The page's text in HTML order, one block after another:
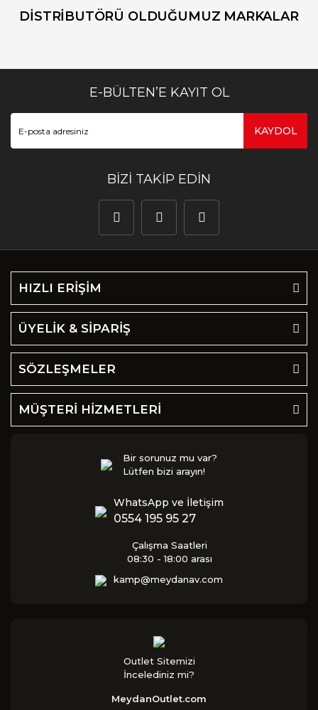
DİSTRİBUTÖRÜ OLDUĞUMUZ MARKALAR
E-BÜLTEN’E KAYIT OL
KAYDOL
BİZİ TAKİP EDİN
HIZLI ERİŞİM
ÜYELİK & SİPARİŞ
SÖZLEŞMELER
MÜŞTERİ HİZMETLERİ
Bir sorunuz mu var?
Lütfen bizi arayın!
WhatsApp ve İletişim
0554 195 95 27
Çalışma Saatleri
08:30 - 18:00 arası
kamp@meydanav.com
Outlet Sitemizi
İncelediniz mi?
MeydanOutlet.com